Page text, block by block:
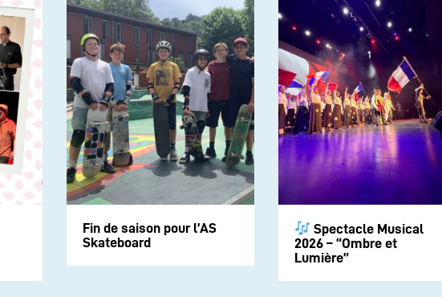
Fin de saison pour l’AS
Skateboard
Spectacle Musical
2026 – “Ombre et
Lumière”